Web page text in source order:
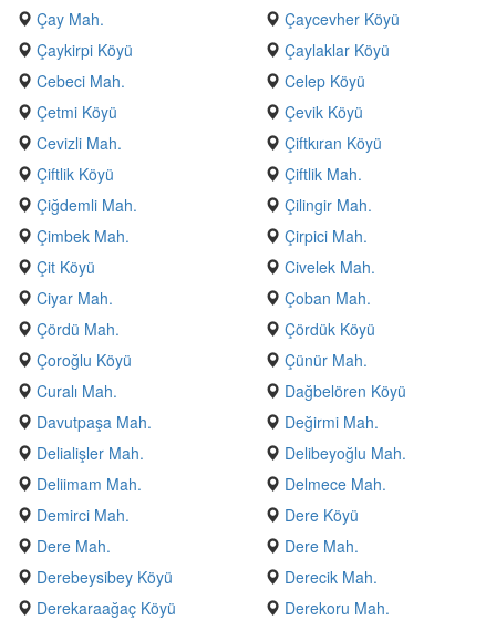
Çay Mah.
Çaycevher Köyü
Çaykirpi Köyü
Çaylaklar Köyü
Cebeci Mah.
Celep Köyü
Çetmi Köyü
Çevik Köyü
Cevizli Mah.
Çiftkıran Köyü
Çiftlik Köyü
Çiftlik Mah.
Çiğdemli Mah.
Çilingir Mah.
Çimbek Mah.
Çirpici Mah.
Çit Köyü
Civelek Mah.
Ciyar Mah.
Çoban Mah.
Çördü Mah.
Çördük Köyü
Çoroğlu Köyü
Çünür Mah.
Curalı Mah.
Dağbelören Köyü
Davutpaşa Mah.
Değirmi Mah.
Delialişler Mah.
Delibeyoğlu Mah.
Deliimam Mah.
Delmece Mah.
Demirci Mah.
Dere Köyü
Dere Mah.
Dere Mah.
Derebeysibey Köyü
Derecik Mah.
Derekaraağaç Köyü
Derekoru Mah.